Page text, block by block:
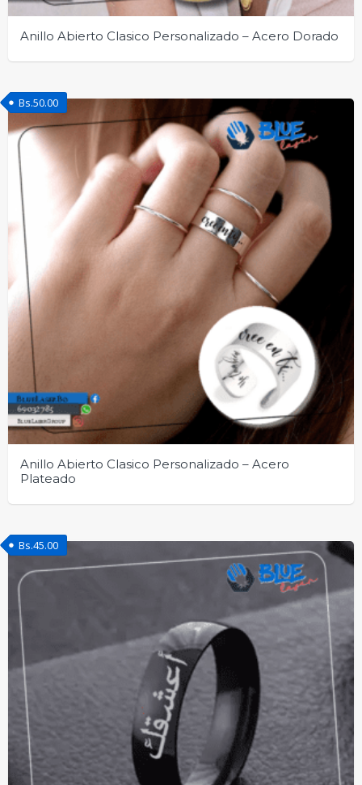
Anillo Abierto Clasico Personalizado – Acero Dorado
Anillo Abierto Clasico Personalizado – Acero
Plateado
Bs.50.00
Bs.45.00